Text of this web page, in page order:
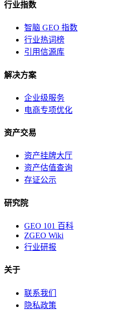
行业指数
智脑 GEO 指数
行业热词榜
引用信源库
解决方案
企业级服务
电商专项优化
资产交易
资产挂牌大厅
资产估值查询
存证公示
研究院
GEO 101 百科
ZGEO Wiki
行业研报
关于
联系我们
隐私政策